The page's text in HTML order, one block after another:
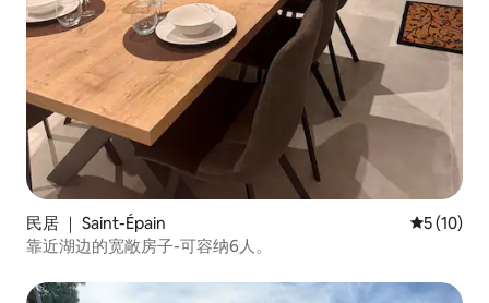
民居 ｜ Saint-Épain 平均评分
5 (10)
靠近湖边的宽敞房子-可容纳6人。